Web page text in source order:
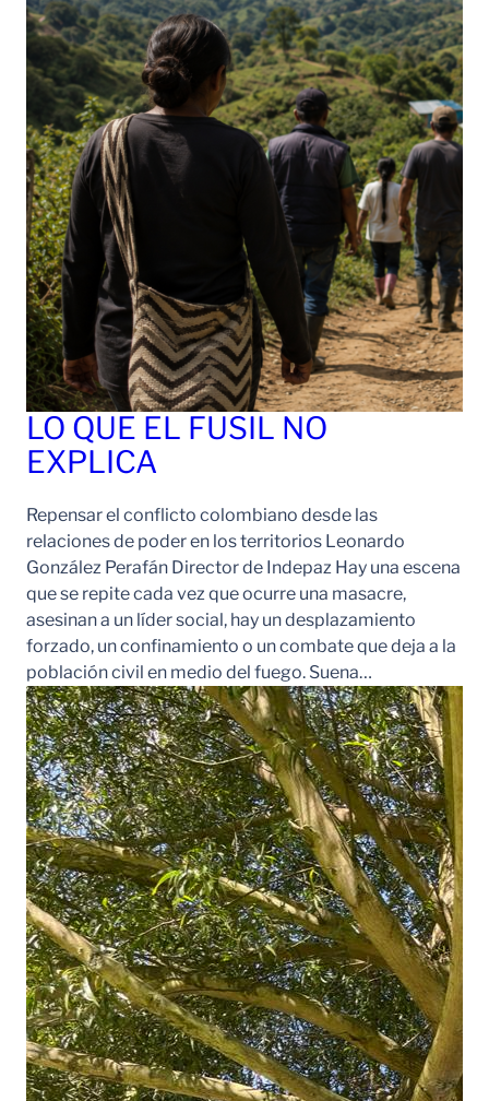
LO QUE EL FUSIL NO
EXPLICA
Repensar el conflicto colombiano desde las
relaciones de poder en los territorios Leonardo
González Perafán Director de Indepaz Hay una escena
que se repite cada vez que ocurre una masacre,
asesinan a un líder social, hay un desplazamiento
forzado, un confinamiento o un combate que deja a la
población civil en medio del fuego. Suena…